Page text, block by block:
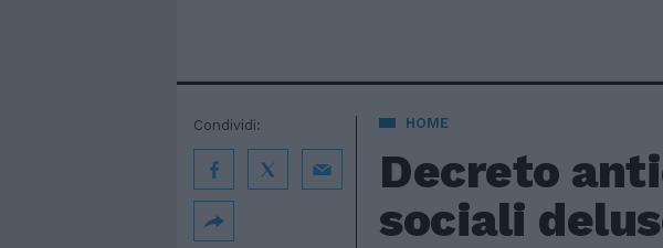
HOME
Decreto
sociali
Condividi: